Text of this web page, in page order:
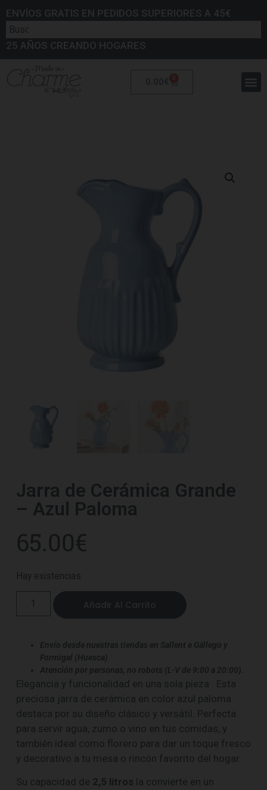
ENVÍOS GRATIS EN PEDIDOS SUPERIORES A 45€
25 AÑOS CREANDO HOGARES
Jarra de Cerámica Grande
– Azul Paloma
65.00€
Hay existencias
Añadir Al Carrito
Envío desde nuestras tiendas en Sallent e Gállego y
Formigal (Huesca)
Atención por personas, no robots (L-V de 9:00 a 20:00).
Elegancia y funcionalidad en una sola pieza . Esta
preciosa jarra de cerámica en color azul paloma
destaca por su diseño clásico y versátil. Perfecta
para servir agua, zumo o vino en tus comidas, y
también ideal como florero para dar un toque fresco
y decorativo a tu mesa o rincón favorito del hogar.
Su capacidad de 2,5 litros la convierte en un